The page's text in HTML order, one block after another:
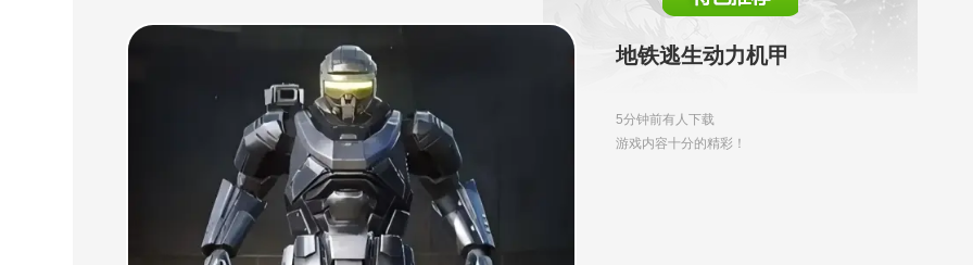
地铁逃生动力机甲
5分钟前有人下载
游戏内容十分的精彩！